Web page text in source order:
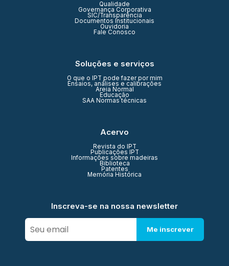
Qualidade
Governança Corporativa
SIC/Transparência
Documentos Institucionais
Ouvidoria
Fale Conosco
Soluções e serviços
O que o IPT pode fazer por mim
Ensaios, análises e calibrações
Areia Normal
Educação
SAA Normas técnicas
Acervo
Revista do IPT
Publicações IPT
Informações sobre madeiras
Biblioteca
Patentes
Memória Histórica
Inscreva-se na nossa newsletter
Me inscrever